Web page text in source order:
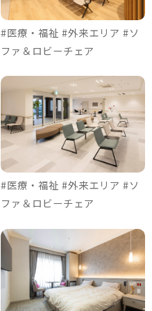
#医療・福祉 #外来エリア #ソ
ファ＆ロビーチェア
#医療・福祉 #外来エリア #ソ
ファ＆ロビーチェア